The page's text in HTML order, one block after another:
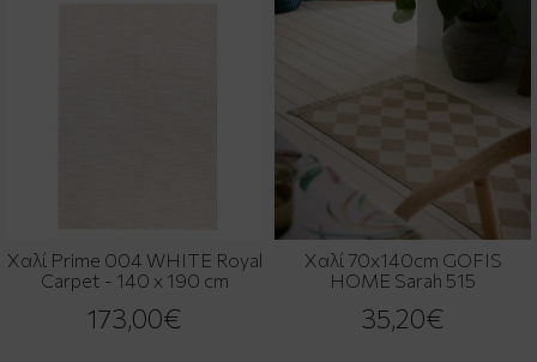
Χαλί Prime 004 WHITE Royal
Carpet - 140 x 190 cm
173,00€
Χαλί 70x140cm GOFIS
HOME Sarah 515
35,20€